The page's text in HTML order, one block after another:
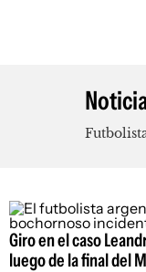
Giro en el caso
luego de la final del